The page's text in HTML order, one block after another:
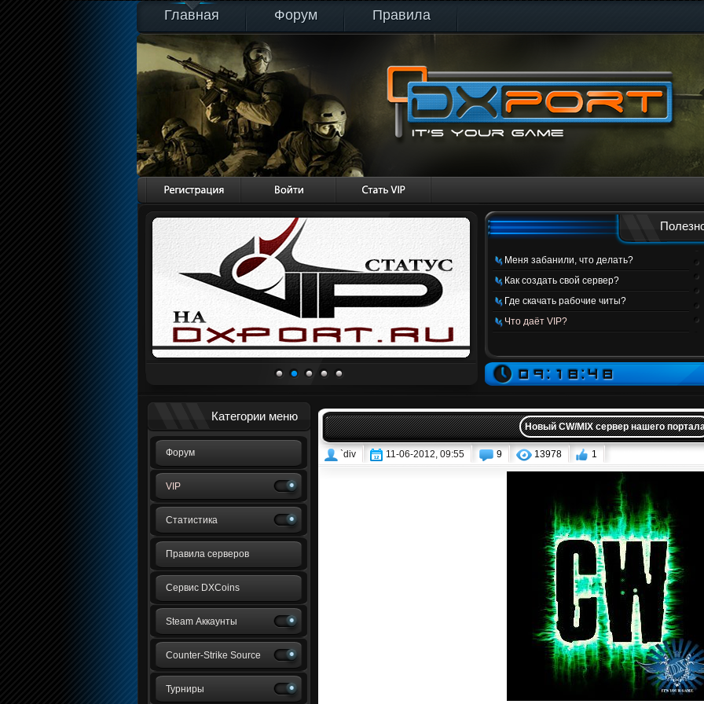
Главная Форум Правила
Меня забанили, что делать?
Как создать свой сервер?
Где скачать рабочие читы?
Что даёт VIP?
Категории меню
Форум
VIP
Статистика
Правила серверов
Сервис DXCoins
Steam Аккаунты
Counter-Strike Source
Турниры
Новый CW/MIX сервер нашего
`div 11-06-2012, 09:55 9 13978 1